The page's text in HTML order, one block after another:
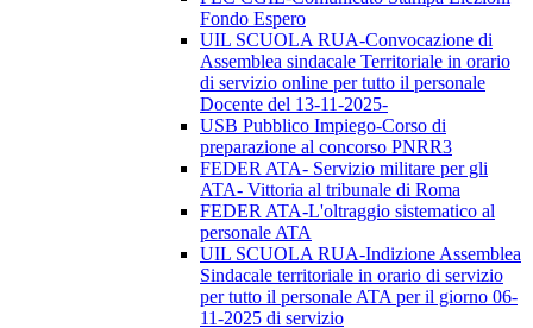
Fondo Espero
UIL SCUOLA RUA-Convocazione di
Assemblea sindacale Territoriale in orario
di servizio online per tutto il personale
Docente del 13-11-2025-
USB Pubblico Impiego-Corso di
preparazione al concorso PNRR3
FEDER ATA- Servizio militare per gli
ATA- Vittoria al tribunale di Roma
FEDER ATA-L'oltraggio sistematico al
personale ATA
UIL SCUOLA RUA-Indizione Assemblea
Sindacale territoriale in orario di servizio
per tutto il personale ATA per il giorno 06-
11-2025 di servizio